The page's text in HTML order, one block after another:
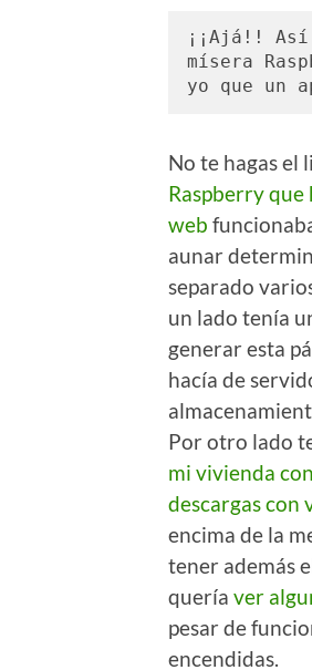
¡¡Ajá!! Así
mísera
yo que un
No te hagas el
Raspberry que
web
aunar
separado
un lado tenía
generar esta
hacía de
Por otro lado
mi vivienda
descargascon
encima de la
tener además
quería ver
pesar de
encendidas.